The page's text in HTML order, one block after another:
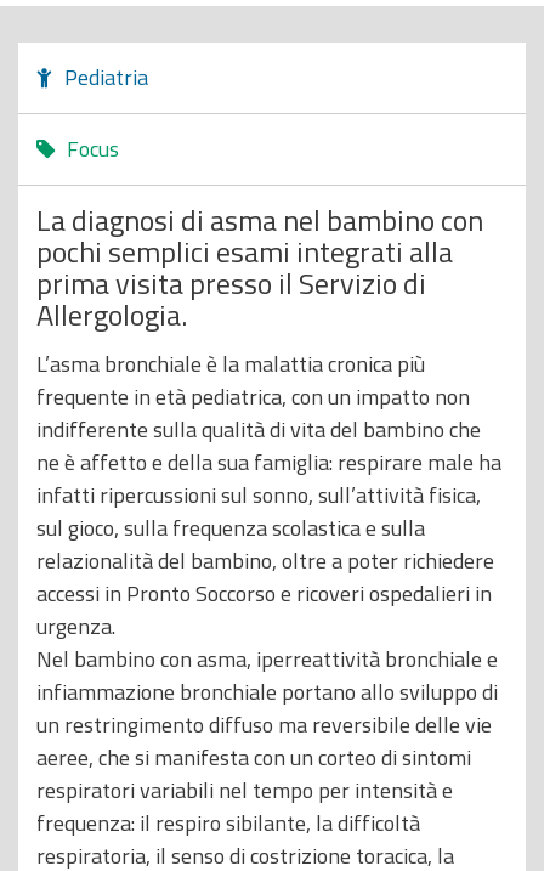
Pediatria
Focus
La diagnosi di asma nel bambino con
pochi semplici esami integrati alla
prima visita presso il Servizio di
Allergologia.
L’asma bronchiale è la malattia cronica più
frequente in età pediatrica, con un impatto non
indifferente sulla qualità di vita del bambino che
ne è affetto e della sua famiglia: respirare male ha
infatti ripercussioni sul sonno, sull’attività fisica,
sul gioco, sulla frequenza scolastica e sulla
relazionalità del bambino, oltre a poter richiedere
accessi in Pronto Soccorso e ricoveri ospedalieri in
urgenza.
Nel bambino con asma, iperreattività bronchiale e
infiammazione bronchiale portano allo sviluppo di
un restringimento diffuso ma reversibile delle vie
aeree, che si manifesta con un corteo di sintomi
respiratori variabili nel tempo per intensità e
frequenza: il respiro sibilante, la difficoltà
respiratoria, il senso di costrizione toracica, la